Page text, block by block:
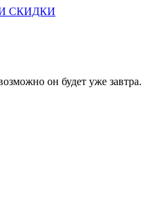
СКИДКИ
он будет уже завтра.